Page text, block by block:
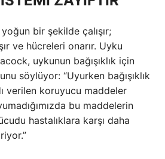
bir şekilde çalışır;
ve hücreleri onarır. Uyku
uykunun bağışıklık için
söylüyor: “Uyurken bağışıklık
verilen koruyucu maddeler
bu maddelerin
hastalıklara karşı daha